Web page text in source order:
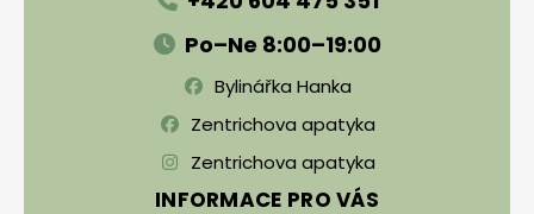
Po–Ne 8:00–19:00
Bylinářka Hanka
Zentrichova apatyka
Zentrichova apatyka
INFORMACE PRO VÁS